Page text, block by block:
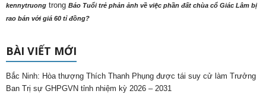
kennytruong trong Báo Tuổi trẻ phản ảnh về việc phần đất chùa cổ Giác Lâm bị
rao bán với giá 60 tỉ đồng?
BÀI VIẾT MỚI
Bắc Ninh: Hòa thượng Thích Thanh Phụng được tái suy cử làm Trưởng
Ban Trị sự GHPGVN tỉnh nhiệm kỳ 2026 – 2031